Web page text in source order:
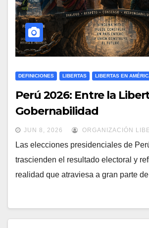
DEFINICIONES LIBERTAS LIBERTAS EN
Perú 2026: Entre la
Gobernabilidad
JUN 8, 2026 ORGANIZACIÓN
Las elecciones presidenciales de
trascienden el resultado electoral y
realidad que atraviesa a gran parte